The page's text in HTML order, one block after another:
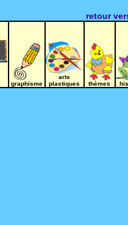
retour
graphisme
arts
plastiques
thèmes